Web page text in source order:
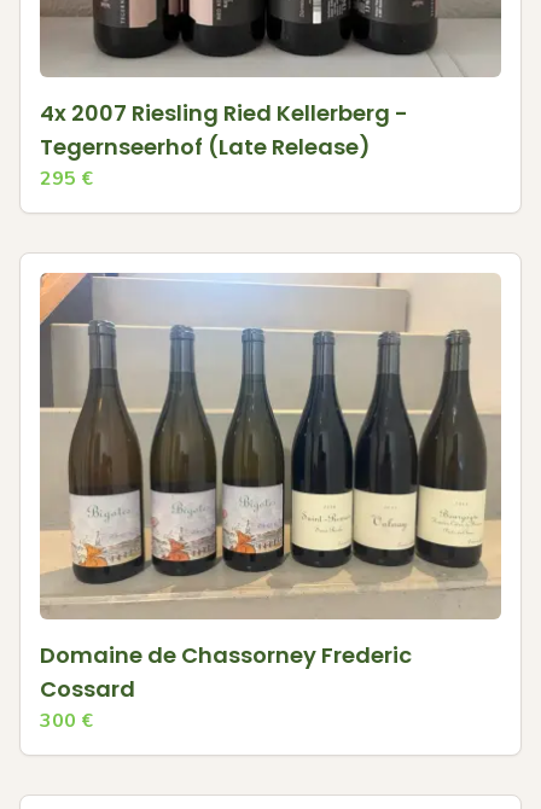
4x 2007 Riesling Ried Kellerberg -
Tegernseerhof (Late Release)
295 €
Domaine de Chassorney Frederic
Cossard
300 €